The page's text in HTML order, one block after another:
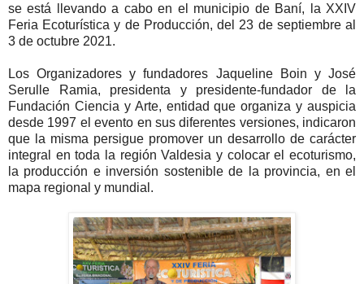
se está llevando a cabo en el municipio de Baní, la XXIV
Feria Ecoturística y de Producción, del 23 de septiembre al
3 de octubre 2021.
Los Organizadores y fundadores Jaqueline Boin y José
Serulle Ramia, presidenta y presidente-fundador de la
Fundación Ciencia y Arte, entidad que organiza y auspicia
desde 1997 el evento en sus diferentes versiones, indicaron
que la misma persigue promover un desarrollo de carácter
integral en toda la región Valdesia y colocar el ecoturismo,
la producción e inversión sostenible de la provincia, en el
mapa regional y mundial.